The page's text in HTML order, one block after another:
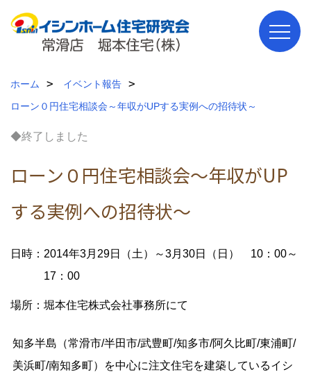
ホーム
イベント報告
ローン０円住宅相談会～年収がUPする実例への招待状～
◆終了しました
ローン０円住宅相談会～年収がUP
する実例への招待状～
日時：2014年3月29日（土）～3月30日（日） 10：00～
17：00
場所：堀本住宅株式会社事務所にて
知多半島（常滑市/半田市/武豊町/知多市/阿久比町/東浦町/
美浜町/南知多町）を中心に注文住宅を建築しているイシ